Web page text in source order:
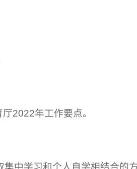
2022年工作要点。
集中学习和个人自学相结合